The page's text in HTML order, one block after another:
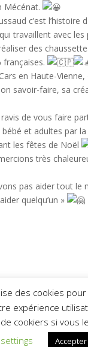
Mécénat.
c’est l’histoire
travaillent avec les
des
françaises.
en Haute-Vienne,
savoir-faire, sa
de vous faire
et adultes par
les fêtes de Noël
très
pas aider tout le
quelqu’un »
Themes|
des cookies
expérience
cookiers si vous
settings
Accepter